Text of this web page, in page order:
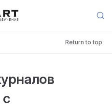
Return to top